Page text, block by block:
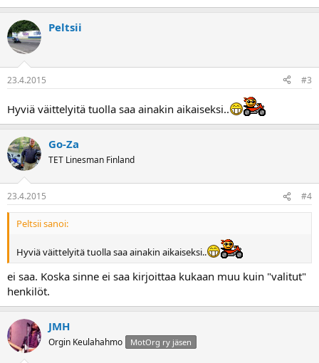
Peltsii
23.4.2015 #3
Hyviä väittelyitä tuolla saa ainakin aikaiseksi..
Go-Za
TET Linesman Finland
23.4.2015 #4
Peltsii sanoi:
Hyviä väittelyitä tuolla saa ainakin aikaiseksi..
ei saa. Koska sinne ei saa kirjoittaa kukaan muu kuin "valitut"
henkilöt.
JMH
Orgin Keulahahmo MotOrg ry jäsen